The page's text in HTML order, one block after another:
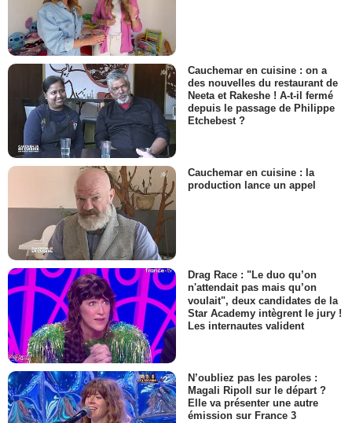
Cauchemar en cuisine : on a
des nouvelles du restaurant de
Neeta et Rakeshe ! A-t-il fermé
depuis le passage de Philippe
Etchebest ?
Cauchemar en cuisine : la
production lance un appel
Drag Race : "Le duo qu’on
n'attendait pas mais qu’on
voulait", deux candidates de la
Star Academy intègrent le jury !
Les internautes valident
N’oubliez pas les paroles :
Magali Ripoll sur le départ ?
Elle va présenter une autre
émission sur France 3